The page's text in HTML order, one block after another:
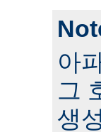
아
그
생